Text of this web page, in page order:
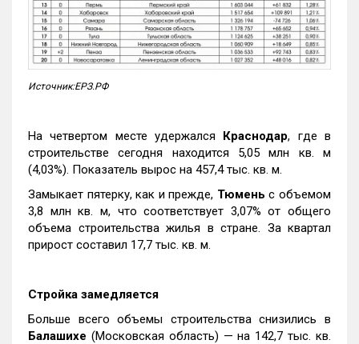
Источник:ЕРЗ.РФ
На четвертом месте удержался Краснодар, где в
строительстве сегодня находится 5,05 млн кв. м
(4,03%). Показатель вырос на 457,4 тыс. кв. м.
Замыкает пятерку, как и прежде, Тюмень с объемом
3,8 млн кв. м, что соответствует 3,07% от общего
объема строительства жилья в стране. За квартал
прирост составил 17,7 тыс. кв. м.
Стройка замедляется
Больше всего объемы строительства снизились в
Балашихе (Московская область) — на 142,7 тыс. кв.